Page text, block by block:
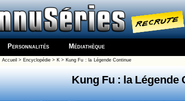
Personnalités Médiathèque
Accueil > Encyclopédie> K> Kung Fu : la Légende Continue
Kung Fu : la Légende